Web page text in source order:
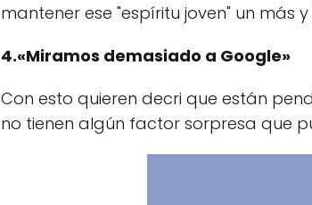
mantener ese "espíritu joven" un más
4.«Miramos demasiado a Google»
Con esto quieren decri que están
no tienen algún factor sorpresa que